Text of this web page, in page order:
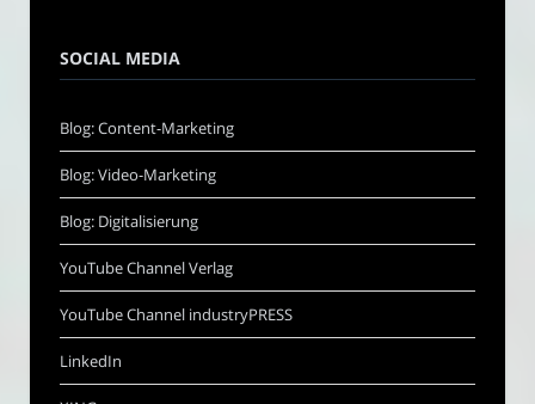
SOCIAL MEDIA
Blog: Content-Marketing
Blog: Video-Marketing
Blog: Digitalisierung
YouTube Channel Verlag
YouTube Channel industryPRESS
LinkedIn